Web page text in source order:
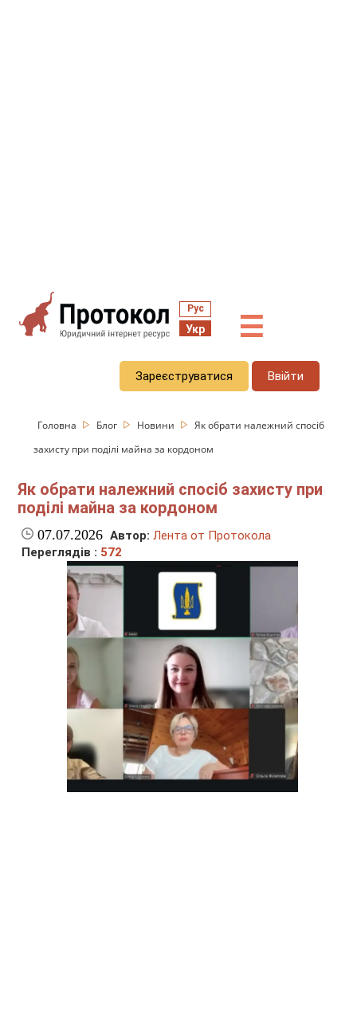
Рус
Укр ☰
Зареєструватися Ввійти
Головна Блог Новини
Як обрати належний спосіб
захисту при поділі майна за кордоном
Як обрати належний спосіб захисту при
поділі майна за кордоном
07.07.2026 Автор: Лента от Протокола
Переглядів : 572